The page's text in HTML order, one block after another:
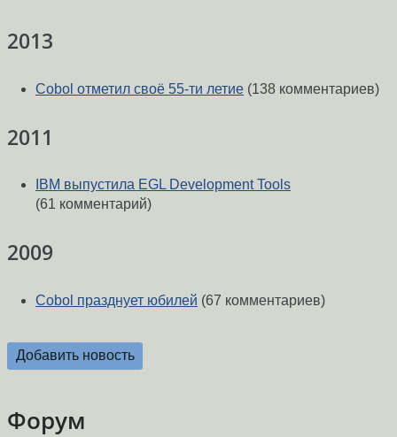
2013
Cobol отметил своё 55-ти летие (138 комментариев)
2011
IBM выпустила EGL Development Tools
(61 комментарий)
2009
Cobol празднует юбилей (67 комментариев)
Добавить новость
Форум